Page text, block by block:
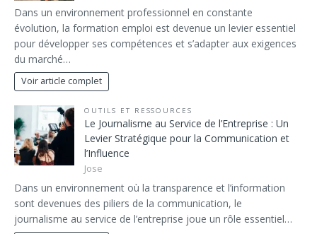
Dans un environnement professionnel en constante
évolution, la formation emploi est devenue un levier essentiel
pour développer ses compétences et s’adapter aux exigences
du marché…
Voir article complet
OUTILS ET RESSOURCES
Le Journalisme au Service de l’Entreprise : Un
Levier Stratégique pour la Communication et
l’Influence
Jose
Dans un environnement où la transparence et l’information
sont devenues des piliers de la communication, le
journalisme au service de l’entreprise joue un rôle essentiel…